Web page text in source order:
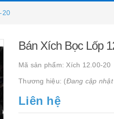
20
Bán Xích Bọc Lốp
Mã sản phẩm: Xích 12.00-20
Thương hiệu: (Đang cập nhật
Liên hệ